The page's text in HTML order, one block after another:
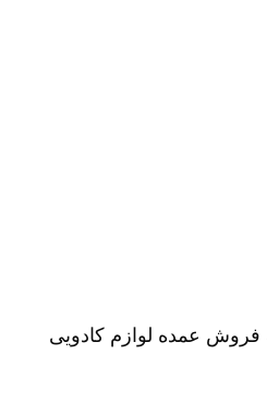
عمده لوازم کادویی